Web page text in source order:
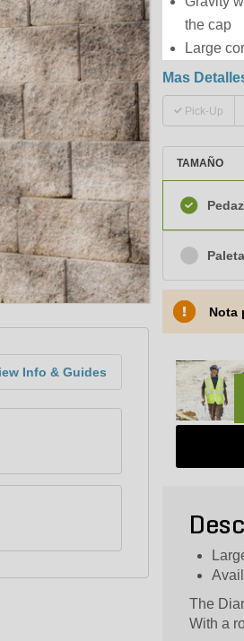
Info & Guides
the cap
Large
Mas
Pick-Up
TAMAÑO
Paleta
Nota
The
With a